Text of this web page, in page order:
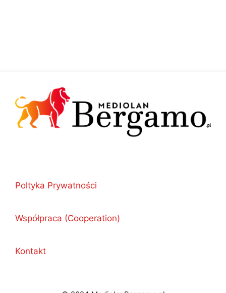
Poltyka Prywatności
Współpraca (Cooperation)
Kontakt